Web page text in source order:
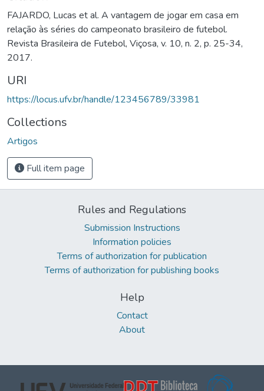
FAJARDO, Lucas et al. A vantagem de jogar em casa em
relação às séries do campeonato brasileiro de futebol.
Revista Brasileira de Futebol, Viçosa, v. 10, n. 2, p. 25-34,
2017.
URI
https://locus.ufv.br/handle/123456789/33981
Collections
Artigos
Full item page
Rules and Regulations
Submission Instructions
Information policies
Terms of authorization for publication
Terms of authorization for publishing books
Help
Contact
About